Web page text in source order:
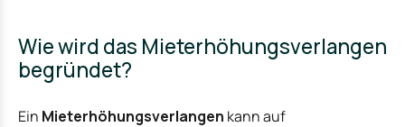
Wie wird das Mieterhöhungsverlangen
begründet?
Ein Mieterhöhungsverlangen kann auf